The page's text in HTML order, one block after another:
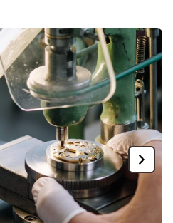
ュー閉じる